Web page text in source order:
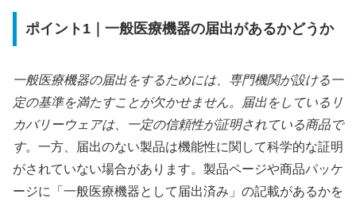
ポイント1｜一般医療機器の届出があるかどうか
一般医療機器の届出をするためには、専門機関が設ける一
定の基準を満たすことが欠かせません。届出をしているリ
カバリーウェアは、一定の信頼性が証明されている商品で
す。 一方、届出のない製品は機能性に関して科学的な証明
がされていない場合があります。製品ページや商品パッケ
ージに「一般医療機器として届出済み」の記載があるかを